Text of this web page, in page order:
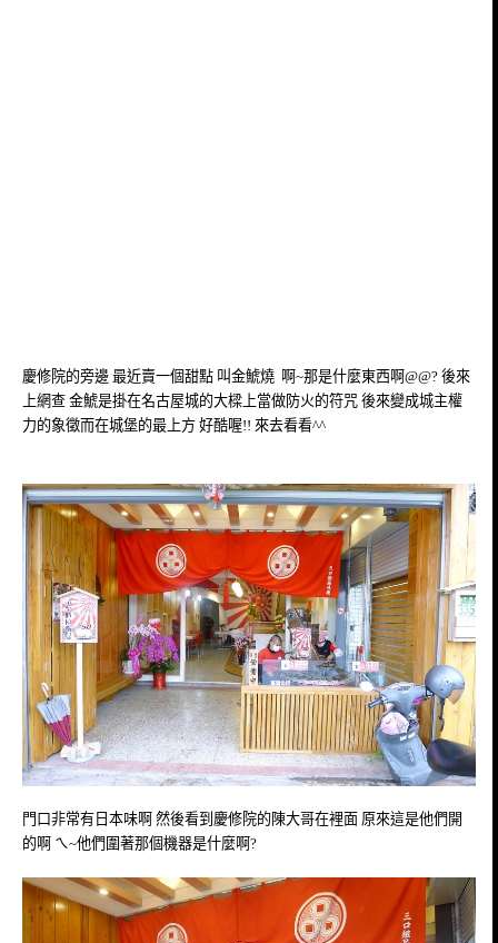
慶修院的旁邊 最近賣一個甜點 叫金鯱燒 啊~那是什麼東西啊@@? 後來
上網查 金鯱是掛在名古屋城的大樑上當做防火的符咒 後來變成城主權
力的象徵而在城堡的最上方 好酷喔!! 來去看看^^
門口非常有日本味啊 然後看到慶修院的陳大哥在裡面 原來這是他們開
的啊 ㄟ~他們圍著那個機器是什麼啊?